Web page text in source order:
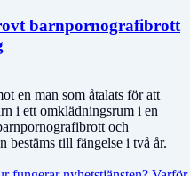
barnpornografibrott
en man som åtalats för att
i ett omklädningsrum i en
och
bestäms till fängelse i två år.